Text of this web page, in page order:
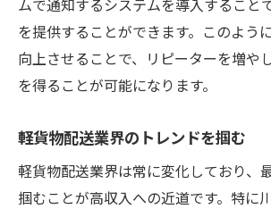
ムで通知するシステムを導入すること
を提供することができます。このよう
向上させることで、リピーターを増や
を得ることが可能になります。
軽貨物配送業界のトレンドを掴む
軽貨物配送業界は常に変化しており、
掴むことが高収入への近道です。特に